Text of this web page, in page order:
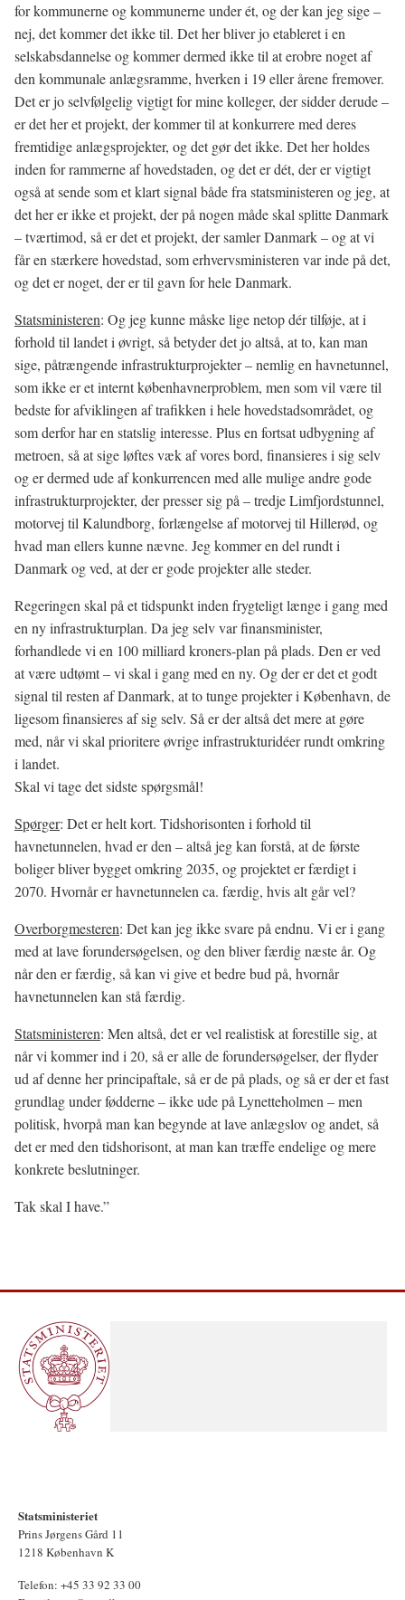
for kommunerne og kommunerne under ét, og der kan jeg sige –
nej, det kommer det ikke til. Det her bliver jo etableret i en
selskabsdannelse og kommer dermed ikke til at erobre noget af
den kommunale anlægsramme, hverken i 19 eller årene fremover.
Det er jo selvfølgelig vigtigt for mine kolleger, der sidder derude –
er det her et projekt, der kommer til at konkurrere med deres
fremtidige anlægsprojekter, og det gør det ikke. Det her holdes
inden for rammerne af hovedstaden, og det er dét, der er vigtigt
også at sende som et klart signal både fra statsministeren og jeg, at
det her er ikke et projekt, der på nogen måde skal splitte Danmark
– tværtimod, så er det et projekt, der samler Danmark – og at vi
får en stærkere hovedstad, som erhvervsministeren var inde på det,
og det er noget, der er til gavn for hele Danmark.
Statsministeren: Og jeg kunne måske lige netop dér tilføje, at i
forhold til landet i øvrigt, så betyder det jo altså, at to, kan man
sige, påtrængende infrastrukturprojekter – nemlig en havnetunnel,
som ikke er et internt københavnerproblem, men som vil være til
bedste for afviklingen af trafikken i hele hovedstadsområdet, og
som derfor har en statslig interesse. Plus en fortsat udbygning af
metroen, så at sige løftes væk af vores bord, finansieres i sig selv
og er dermed ude af konkurrencen med alle mulige andre gode
infrastrukturprojekter, der presser sig på – tredje Limfjordstunnel,
motorvej til Kalundborg, forlængelse af motorvej til Hillerød, og
hvad man ellers kunne nævne. Jeg kommer en del rundt i
Danmark og ved, at der er gode projekter alle steder.
Regeringen skal på et tidspunkt inden frygteligt længe i gang med
en ny infrastrukturplan. Da jeg selv var finansminister,
forhandlede vi en 100 milliard kroners-plan på plads. Den er ved
at være udtømt – vi skal i gang med en ny. Og der er det et godt
signal til resten af Danmark, at to tunge projekter i København, de
ligesom finansieres af sig selv. Så er der altså det mere at gøre
med, når vi skal prioritere øvrige infrastrukturidéer rundt omkring
i landet.
Skal vi tage det sidste spørgsmål!
Spørger: Det er helt kort. Tidshorisonten i forhold til
havnetunnelen, hvad er den – altså jeg kan forstå, at de første
boliger bliver bygget omkring 2035, og projektet er færdigt i
2070. Hvornår er havnetunnelen ca. færdig, hvis alt går vel?
Overborgmesteren: Det kan jeg ikke svare på endnu. Vi er i gang
med at lave forundersøgelsen, og den bliver færdig næste år. Og
når den er færdig, så kan vi give et bedre bud på, hvornår
havnetunnelen kan stå færdig.
Statsministeren: Men altså, det er vel realistisk at forestille sig, at
når vi kommer ind i 20, så er alle de forundersøgelser, der flyder
ud af denne her principaftale, så er de på plads, og så er der et fast
grundlag under fødderne – ikke ude på Lynetteholmen – men
politisk, hvorpå man kan begynde at lave anlægslov og andet, så
det er med den tidshorisont, at man kan træffe endelige og mere
konkrete beslutninger.
Tak skal I have.”
Statsministeriet
Prins Jørgens Gård 11
1218 København K
Telefon: +45 33 92 33 00